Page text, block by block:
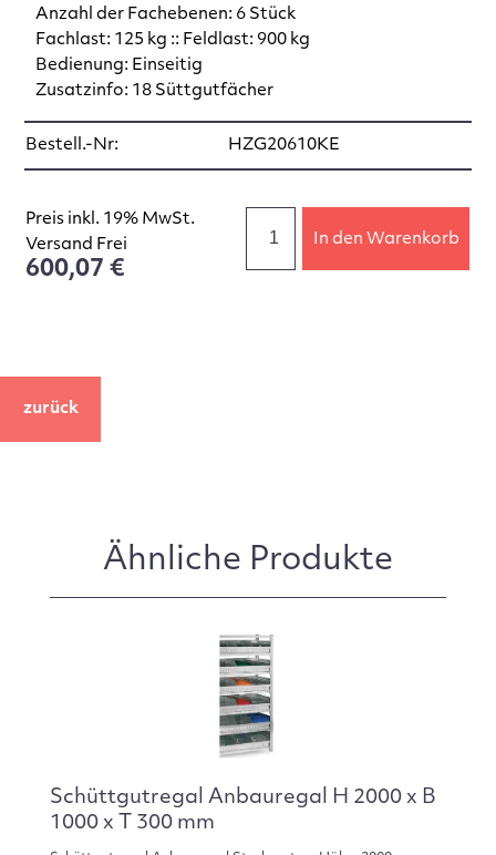
Anzahl der Fachebenen: 6 Stück
Fachlast: 125 kg :: Feldlast: 900 kg
Bedienung: Einseitig
Zusatzinfo: 18 Süttgutfächer
Bestell.-Nr: HZG20610KE
Preis inkl. 19% MwSt.
Versand Frei
600,07 €
In den Warenkorb
zurück
Ähnliche Produkte
Schüttgutregal Anbauregal H 2000 x B
1000 x T 300 mm